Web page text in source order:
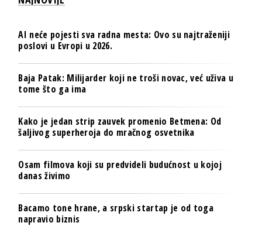
AI neće pojesti sva radna mesta: Ovo su najtraženiji
poslovi u Evropi u 2026.
Baja Patak: Milijarder koji ne troši novac, već uživa u
tome što ga ima
Kako je jedan strip zauvek promenio Betmena: Od
šaljivog superheroja do mračnog osvetnika
Osam filmova koji su predvideli budućnost u kojoj
danas živimo
Bacamo tone hrane, a srpski startap je od toga
napravio biznis